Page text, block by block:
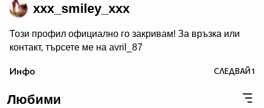
xxx_smiley_xxx
Този профил официално го закривам! За връзка или
контакт, търсете ме на avril_87
Инфо СЛЕДВАЙ1
Любими